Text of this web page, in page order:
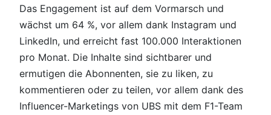
Das Engagement ist auf dem Vormarsch und
wächst um 64 %, vor allem dank Instagram und
LinkedIn, und erreicht fast 100.000 Interaktionen
pro Monat. Die Inhalte sind sichtbarer und
ermutigen die Abonnenten, sie zu liken, zu
kommentieren oder zu teilen, vor allem dank des
Influencer-Marketings von UBS mit dem F1-Team